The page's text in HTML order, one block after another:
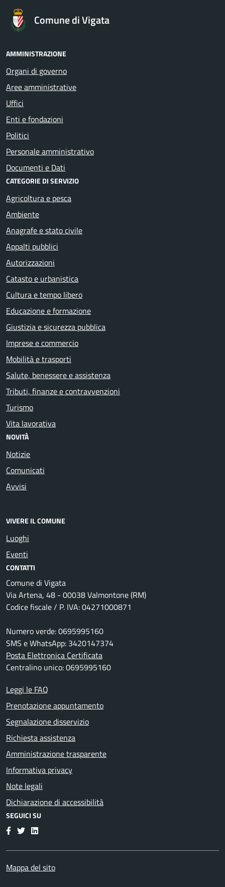
Comune di Vigata
AMMINISTRAZIONE
Organi di governo
Aree amministrative
Uffici
Enti e fondazioni
Politici
Personale amministrativo
Documenti e Dati
CATEGORIE DI SERVIZIO
Agricoltura e pesca
Ambiente
Anagrafe e stato civile
Appalti pubblici
Autorizzazioni
Catasto e urbanistica
Cultura e tempo libero
Educazione e formazione
Giustizia e sicurezza pubblica
Imprese e commercio
Mobilità e trasporti
Salute, benessere e assistenza
Tributi, finanze e contravvenzioni
Turismo
Vita lavorativa
NOVITÀ
Notizie
Comunicati
Avvisi
VIVERE IL COMUNE
Luoghi
Eventi
CONTATTI
Comune di Vigata
Via Artena, 48 - 00038 Valmontone (RM)
Codice fiscale / P. IVA: 04271000871
Numero verde: 0695995160
SMS e WhatsApp: 3420147374
Posta Elettronica Certificata
Centralino unico: 0695995160
Leggi le FAQ
Prenotazione appuntamento
Segnalazione disservizio
Richiesta assistenza
Amministrazione trasparente
Informativa privacy
Note legali
Dichiarazione di accessibilità
SEGUICI SU
Facebook
TwitterLinkedIn
Mappa del sito